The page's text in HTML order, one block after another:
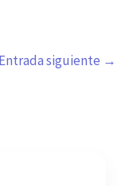
Entrada siguiente →